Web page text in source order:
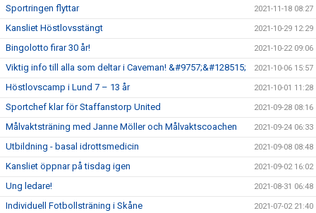
Sportringen flyttar 2021-11-18 08:27
Kansliet Höstlovsstängt 2021-10-29 12:29
Bingolotto firar 30 år! 2021-10-22 09:06
Viktig info till alla som deltar i Caveman! &#9757;&#128515; 2021-10-06 15:57
Höstlovscamp i Lund 7 – 13 år 2021-10-01 11:28
Sportchef klar för Staffanstorp United 2021-09-28 08:16
Målvaktsträning med Janne Möller och Målvaktscoachen 2021-09-24 06:33
Utbildning - basal idrottsmedicin 2021-09-08 08:48
Kansliet öppnar på tisdag igen 2021-09-02 16:02
Ung ledare! 2021-08-31 06:48
Individuell Fotbollsträning i Skåne 2021-07-02 21:40